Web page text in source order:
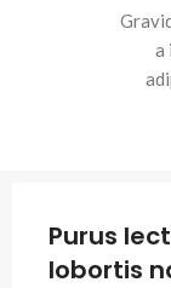
a
Purus
lobortis